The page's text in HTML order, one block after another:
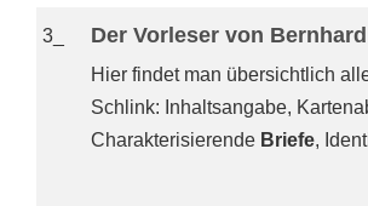
3_ Der Vorleser von
Hier findet man übersichtlich
Schlink: Inhaltsangabe,
Charakterisierende Briefe,